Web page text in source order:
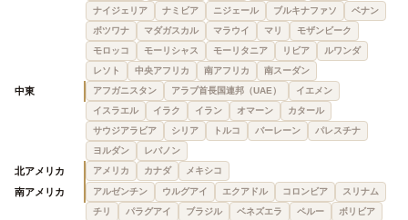
ナイジェリア
ナミビア ニジェール ブルキナファソ
ベナン
ボツワナ
マダガスカル マラウイ マリ
モザンビーク
モロッコ
モーリシャス モーリタニア リビア
ルワンダ
レソト
中央アフリカ 南アフリカ 南スーダン
中東 アフガニスタン アラブ首長国連邦（UAE）
イエメン
イスラエル
イラク イラン オマーン
カタール
サウジアラビア
シリア トルコ バーレーン
パレスチナ
ヨルダン
レバノン
北アメリカ アメリカ カナダ メキシコ
南アメリカ アルゼンチン ウルグアイ エクアドル コロンビア
スリナム
チリ
パラグアイ ブラジル ベネズエラ ペルー ボリビア